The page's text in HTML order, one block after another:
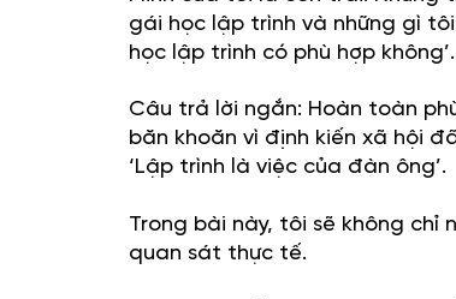
gái học lập trình và những gì
học lập trình có phù hợp không’.
Câu trả lời ngắn: Hoàn toàn
băn khoăn vì định kiến xã hội
‘Lập trình là việc của đàn ông’.
Trong bài này, tôi sẽ không chỉ
quan sát thực tế.